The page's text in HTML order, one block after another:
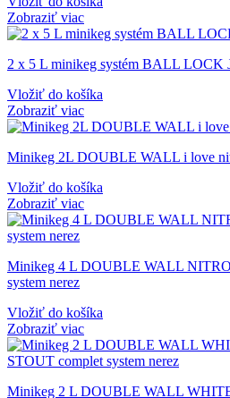
Zobraziť viac
2 x 5 L minikeg systém BALL LOCK
Vložiť do košíka
Zobraziť viac
Minikeg 2L DOUBLE WALL i love
Vložiť do košíka
Zobraziť viac
Minikeg 4 L DOUBLE WALL
system nerez
Vložiť do košíka
Zobraziť viac
Minikeg 2 L DOUBLE WALL